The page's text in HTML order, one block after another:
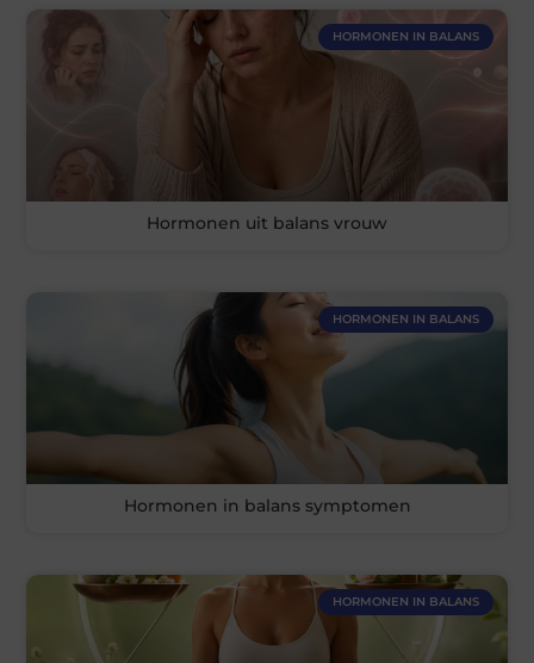
HORMONEN IN BALANS
Hormonen uit balans vrouw
HORMONEN IN BALANS
Hormonen in balans symptomen
HORMONEN IN BALANS